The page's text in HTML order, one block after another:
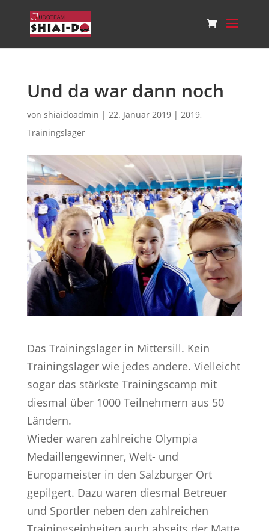
Und da war dann noch
von shiaidoadmin | 22. Januar 2019| 2019,
Trainingslager
Das Trainingslager in Mittersill. Kein
Trainingslager wie jedes andere. Vielleicht
sogar das stärkste Trainingscamp mit
diesmal über 1000 Teilnehmern aus 50
Ländern.
Wieder waren zahlreiche Olympia
Medaillengewinner, Welt- und
Europameister in den Salzburger Ort
gepilgert. Dazu waren diesmal Betreuer
und Sportler neben den zahlreichen